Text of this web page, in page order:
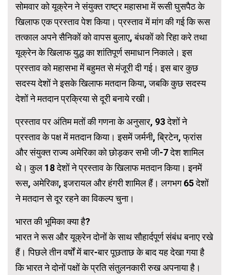
सोमवार को यूक्रेन ने संयुक्त राष्ट्र महासभा में रूसी घुसपैठ के
खिलाफ एक प्रस्ताव पेश किया। प्रस्ताव में मांग की गई कि रूस
तत्काल अपने सैनिकों को वापस बुलाए, बंधकों को रिहा करे तथा
यूक्रेन के खिलाफ युद्ध का शांतिपूर्ण समाधान निकाले। इस
प्रस्ताव को महासभा में बहुमत से मंजूरी दी गई। इस बार कुछ
सदस्य देशों ने इसके खिलाफ मतदान किया, जबकि कुछ सदस्य
देशों ने मतदान प्रक्रिया से दूरी बनाये रखी।
प्रस्ताव पर अंतिम मतों की गणना के अनुसार, 93 देशों ने
प्रस्ताव के पक्ष में मतदान किया। इसमें जर्मनी, ब्रिटेन, फ्रांस
और संयुक्त राज्य अमेरिका को छोड़कर सभी जी-7 देश शामिल
थे। कुल 18 देशों ने प्रस्ताव के खिलाफ मतदान किया। इनमें
रूस, अमेरिका, इजरायल और हंगरी शामिल हैं। लगभग 65 देशों
ने मतदान से दूर रहने का विकल्प चुना।
भारत की भूमिका क्या है?
भारत ने रूस और यूक्रेन दोनों के साथ सौहार्दपूर्ण संबंध बनाए रखे
हैं। पिछले तीन वर्षों में बार-बार पूछताछ के बाद यह देखा गया है
कि भारत ने दोनों पक्षों के प्रति संतुलनकारी रुख अपनाया है।